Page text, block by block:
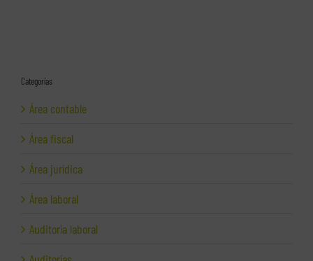
Categorías
Área contable
Área fiscal
Área jurídica
Área laboral
Auditoría laboral